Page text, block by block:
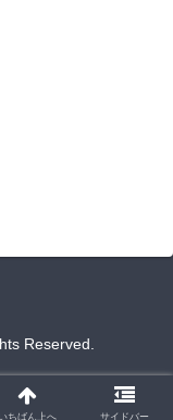
Reserved.
ちばん上へ サイドバー